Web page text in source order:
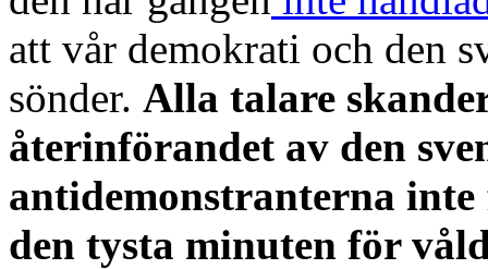
att vår demokrati och den
sönder. Alla talare
återinförandet av den
antidemonstranterna inte
den tysta minuten för